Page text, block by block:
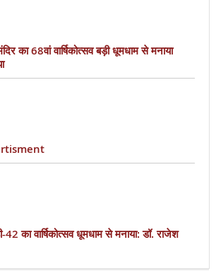
का 68वां वार्षिकोत्सव बड़ी धूमधाम से मनाया
42 का वार्षिकोत्सव धूमधाम से मनाया: डॉ. राजेश